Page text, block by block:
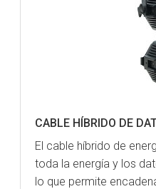
CABLE HÍBRIDO DE
El cable híbrido de
toda la energía y los
lo que permite